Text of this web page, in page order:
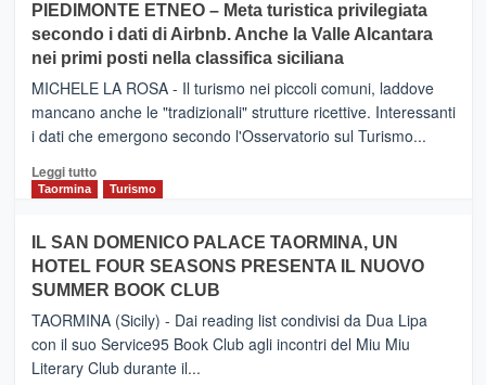
CATANIA
–
Inaugurato
il
nuovo
collegamento
tra
e
Zanzibar
da
Neos
PIEDIMONTE ETNEO – Meta turistica privilegiata
secondo i dati di Airbnb. Anche la Valle Alcantara
nei primi posti nella classifica siciliana
MICHELE LA ROSA - Il turismo nei piccoli comuni, laddove
mancano anche le "tradizionali" strutture ricettive. Interessanti
i dati che emergono secondo l'Osservatorio sul Turismo...
Leggi tuttoLeggi
PIEDIMONTE
ETNEO
–
Meta
turistica
privilegiata
secondo
Taormina Turismo
IL SAN DOMENICO PALACE TAORMINA, UN
HOTEL FOUR SEASONS PRESENTA IL NUOVO
SUMMER BOOK CLUB
TAORMINA (Sicily) - Dai reading list condivisi da Dua Lipa
con il suo Service95 Book Club agli incontri del Miu Miu
Literary Club durante il...